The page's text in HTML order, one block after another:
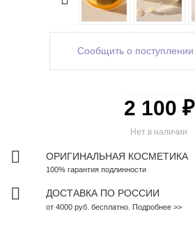
Сообщить о поступлении
Нет в наличии
2 100 ₽
ОРИГИНАЛЬНАЯ КОСМЕТИКА
100% гарантия подлинности
ДОСТАВКА ПО РОССИИ
от 4000 руб. бесплатно. Подробнее >>